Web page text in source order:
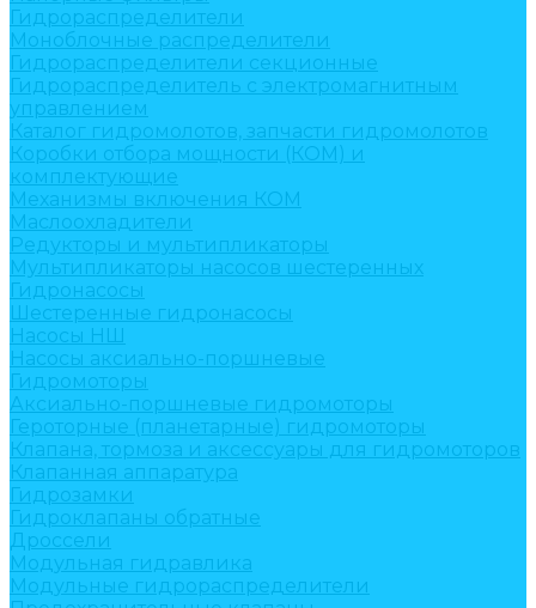
Гидрораспределители
Моноблочные распределители
Гидрораспределители секционные
Гидрораспределитель с электромагнитным
управлением
Каталог гидромолотов, запчасти гидромолотов
Коробки отбора мощности (КОМ) и
комплектующие
Механизмы включения КОМ
Маслоохладители
Редукторы и мультипликаторы
Мультипликаторы насосов шестеренных
Гидронасосы
Шестеренные гидронасосы
Насосы НШ
Насосы аксиально-поршневые
Гидромоторы
Аксиально-поршневые гидромоторы
Героторные (планетарные) гидромоторы
Клапана, тормоза и аксессуары для гидромоторов
Клапанная аппаратура
Гидрозамки
Гидроклапаны обратные
Дроссели
Модульная гидравлика
Модульные гидрораспределители